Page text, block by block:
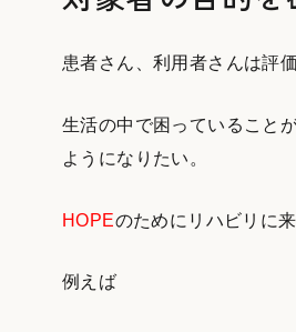
患者さん、利用者さんは評
生活の中で困っていること
ようになりたい。
HOPEのためにリハビリに来
例えば